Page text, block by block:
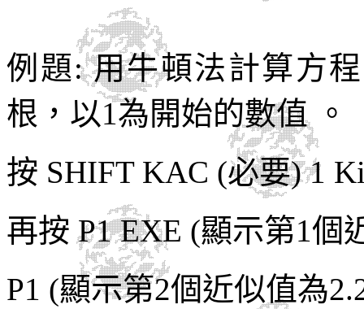
例題:用牛頓法計算方
根，以1為開始的數值 。
按 SHIFT KAC (必要)1
再按 P1 EXE (顯示第1個
P1 (顯示第2個近似值為